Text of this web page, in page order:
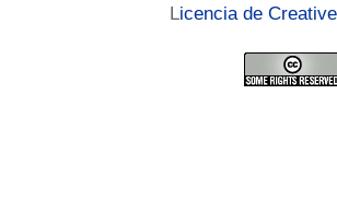
Licencia de